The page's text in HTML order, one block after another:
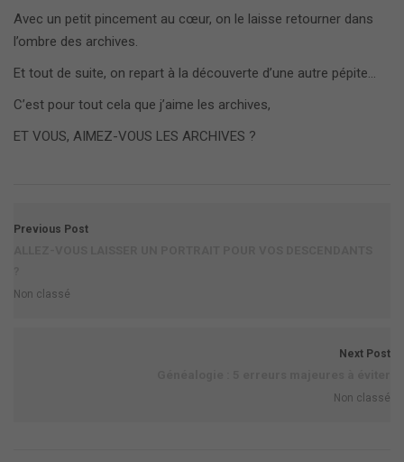
Avec un petit pincement au cœur, on le laisse retourner dans
l’ombre des archives.
Et tout de suite, on repart à la découverte d’une autre pépite…
C’est pour tout cela que j’aime les archives,
ET VOUS, AIMEZ-VOUS LES ARCHIVES ?
Previous Post
Non classé
Next Post
Non classé